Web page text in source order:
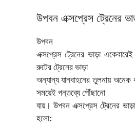
উপবন এক্সপ্রেস ট্রেনের
উপবন
এক্সপ্রেস ট্রেনের ভাড়া
রুটের ট্রেনের ভাড়া
অন্যান্য যানবাহনের তুলনায়
সময়েই গন্তব্যে পৌঁছানো
যায়। উপবন এক্সপ্রেস ট্রেনের
হলো: